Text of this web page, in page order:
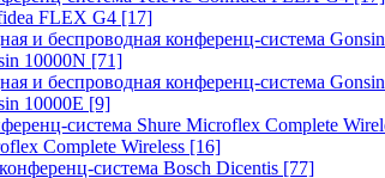
FLEX G4 [17]
и беспроводная конференц-система
10000N [71]
и беспроводная конференц-система
10000E [9]
система Shure Microflex Complete
Complete Wireless [16]
система Bosch Dicentis [77]